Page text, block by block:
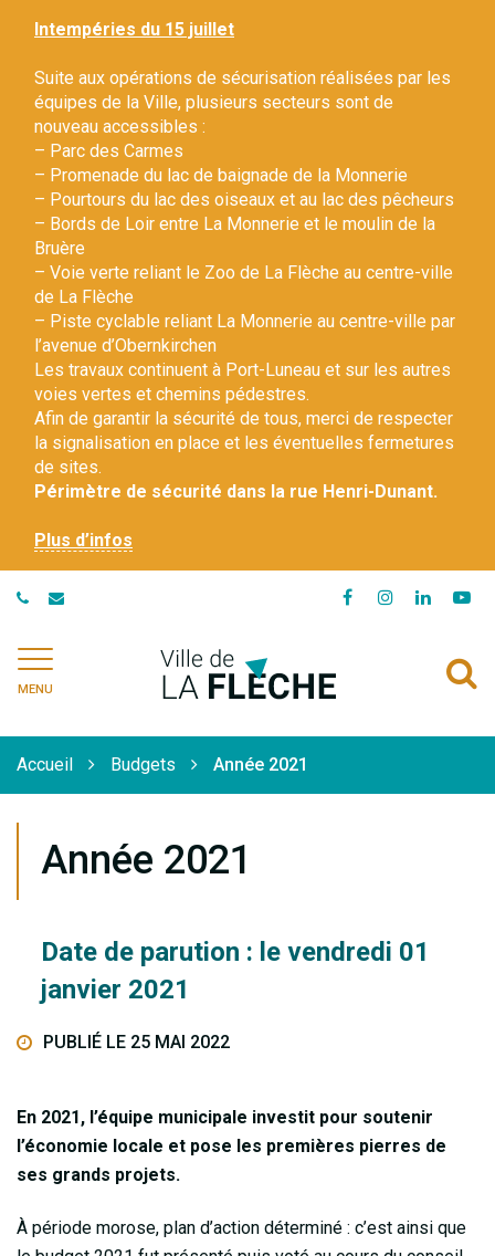
Intempéries du 15 juillet
Suite aux opérations de sécurisation réalisées par les
équipes de la Ville, plusieurs secteurs sont de
nouveau accessibles :
– Parc des Carmes
– Promenade du lac de baignade de la Monnerie
– Pourtours du lac des oiseaux et au lac des pêcheurs
– Bords de Loir entre La Monnerie et le moulin de la
Bruère
– Voie verte reliant le Zoo de La Flèche au centre-ville
de La Flèche
– Piste cyclable reliant La Monnerie au centre-ville par
l’avenue d’Obernkirchen
Les travaux continuent à Port-Luneau et sur les autres
voies vertes et chemins pédestres.
Afin de garantir la sécurité de tous, merci de respecter
la signalisation en place et les éventuelles fermetures
de sites.
Périmètre de sécurité dans la rue Henri-Dunant.
Plus d’infos
Lien
Lien
compte
Instagram
Lien
compte
MENU
Accueil Budgets Année 2021
Année 2021
Date de parution : le vendredi 01
janvier 2021
PUBLIÉ LE 25 MAI 2022
En 2021, l’équipe municipale investit pour soutenir
l’économie locale et pose les premières pierres de
ses grands projets.
À période morose, plan d’action déterminé : c’est ainsi que